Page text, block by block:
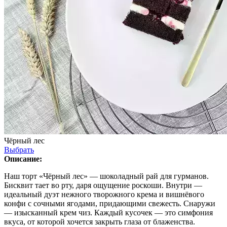
Чёрный лес
Выбрать
Описание:
Наш торт «Чёрный лес» — шоколадный рай для гурманов.
Бисквит тает во рту, даря ощущение роскоши. Внутри —
идеальный дуэт нежного творожного крема и вишнёвого
конфи с сочными ягодами, придающими свежесть. Снаружи
— изысканный крем чиз. Каждый кусочек — это симфония
вкуса, от которой хочется закрыть глаза от блаженства.